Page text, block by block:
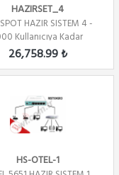
HAZIRSET_4
HAZIR SISTEM 4 -
Kullanıcıya Kadar
26,758.99 ₺
HS-OTEL-1